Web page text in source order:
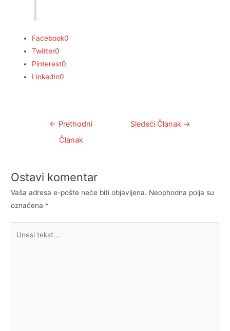
Facebook0
Twitter0
Pinterest0
LinkedIn0
Kretanje← Prethodni
Članak
Sledeći Članak →
Ostavi komentar
Vaša adresa e-pošte neće biti objavljena. Neophodna polja su
označena *